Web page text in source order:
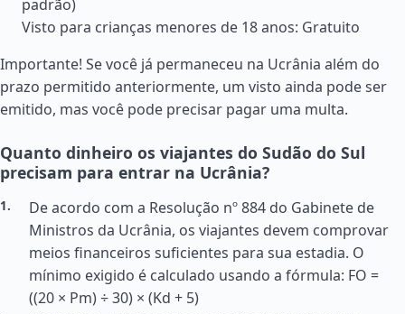
padrão)
Visto para crianças menores de 18 anos: Gratuito
Importante! Se você já permaneceu na Ucrânia além do
prazo permitido anteriormente, um visto ainda pode ser
emitido, mas você pode precisar pagar uma multa.
Quanto dinheiro os viajantes do Sudão do Sul
precisam para entrar na Ucrânia?
De acordo com a Resolução nº 884 do Gabinete de
Ministros da Ucrânia, os viajantes devem comprovar
meios financeiros suficientes para sua estadia. O
mínimo exigido é calculado usando a fórmula: FO =
((20 × Pm) ÷ 30) × (Kd + 5)